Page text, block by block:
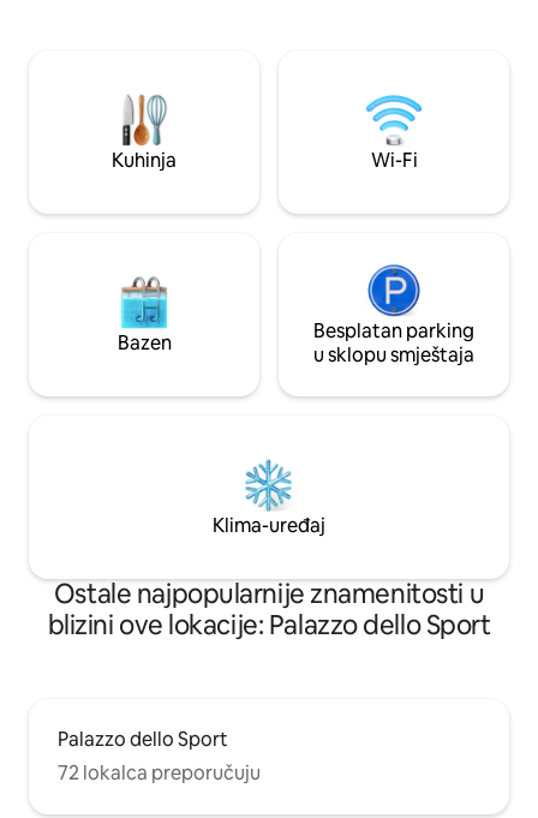
nekoliko minuta od trga Piazza Venezia i
sve na jednom mjestu.
balkonu tokom
Kuhinja Wi-Fi
Bazen
Besplatan parking
u sklopu smještaja
Klima-uređaj
Ostale najpopularnije znamenitosti u
blizini ove lokacije: Palazzo dello Sport
Palazzo dello Sport
72 lokalca preporučuju